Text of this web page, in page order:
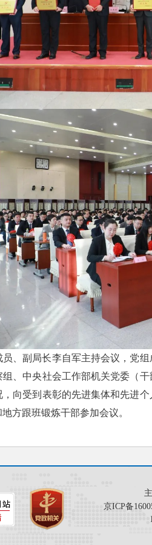
副局长李自军主持会议，党组
、中央社会工作部机关党委（
向受到表彰的先进集体和先进
方跟班锻炼干部参加会议。
京ICP备